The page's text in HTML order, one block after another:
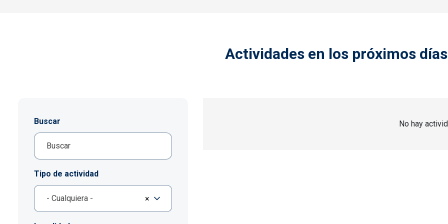
Actividades en los próximos días
Buscar
Tipo de actividad
×
- Cualquiera -
No hay